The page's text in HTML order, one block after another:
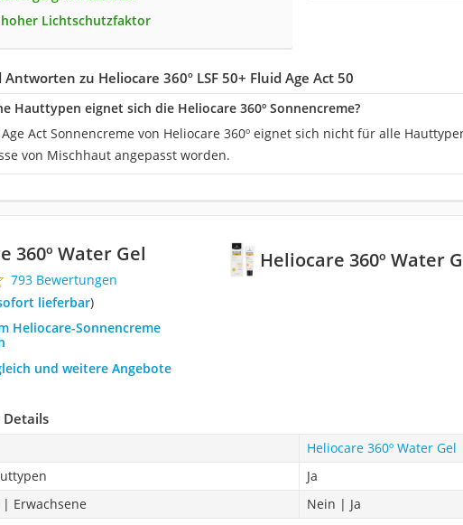
Lichtschutzfaktor
zu Heliocare 360º LSF 50+ Fluid Age Act 50
Hauttypen eignet sich die Heliocare 360º Sonnencreme?
Act Sonnencreme von Heliocare 360º eignet sich nicht für alle
von Mischhaut angepasst worden.
Heliocare 360º Water
360º Water Gel
793 Bewertungen
Sofort lieferbar)
Heliocare-Sonnencreme
und weitere Angebote
Details
Heliocare 360º Water Gel
Ja
Erwachsene
Nein | Ja